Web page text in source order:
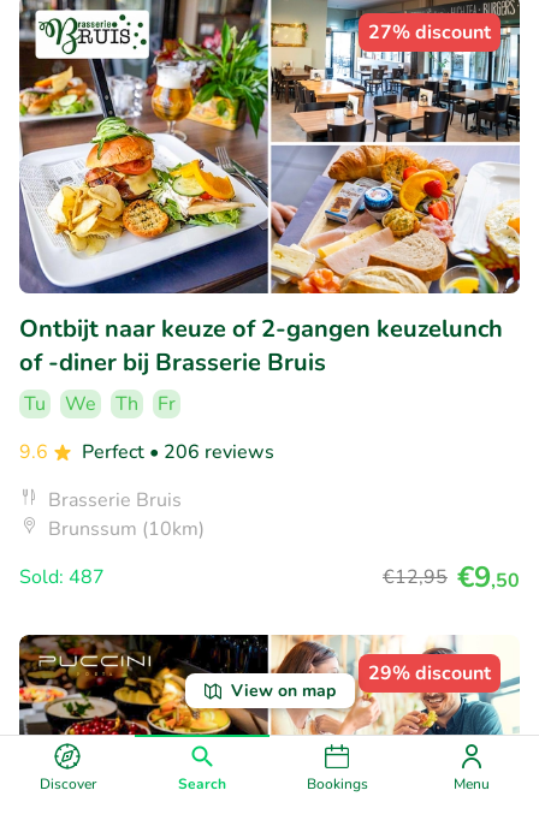
Discover Search Bookings Menu
View on map
27% discount
Ontbijt naar keuze of 2-gangen keuzelunch
of -diner bij Brasserie Bruis
Tu We Th
Fr
9.6
Perfect • 206 reviews
Brasserie Bruis
Brunssum (10km)
Sold: 487
€12,95 €9,50
29% discount